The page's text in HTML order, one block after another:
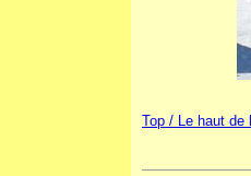
Top / Le haut de